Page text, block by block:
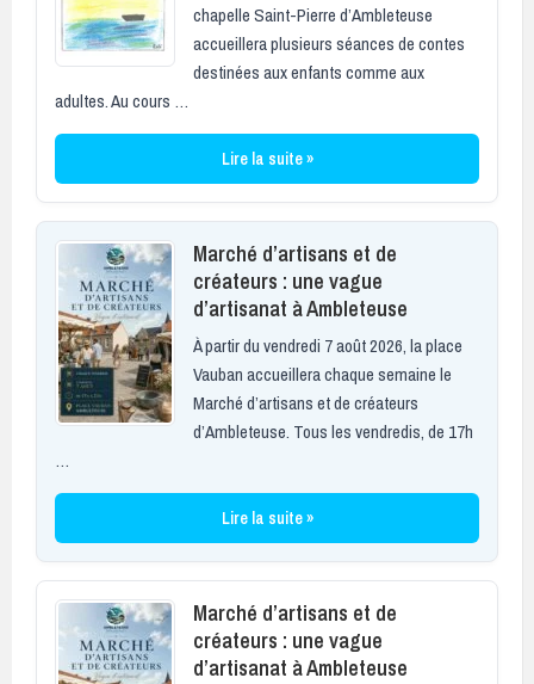
chapelle Saint-Pierre d’Ambleteuse
accueillera plusieurs séances de contes
destinées aux enfants comme aux
adultes. Au cours …
Lire la suite »
Marché d’artisans et de
créateurs : une vague
d’artisanat à Ambleteuse
À partir du vendredi 7 août 2026, la place
Vauban accueillera chaque semaine le
Marché d’artisans et de créateurs
d’Ambleteuse. Tous les vendredis, de 17h
…
Lire la suite »
Marché d’artisans et de
créateurs : une vague
d’artisanat à Ambleteuse